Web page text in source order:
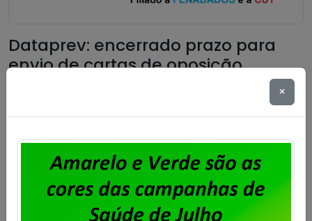
Dataprev: encerrado prazo para
envio de cartas de oposição
Conforme matéria publicada no dia 28 de agosto,
foi encerrado hoje, às 17 horas, o recebimento de
cartas de oposição à contribuição para custeio
sindical sobre o ACT 2025/2027 relativa ao ano
corrente (2025).
×